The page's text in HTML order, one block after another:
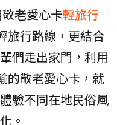
老愛心卡輕旅行
旅行路線，更結合
們走出家門，利用
的敬老愛心卡，就
驗不同在地民俗風
。